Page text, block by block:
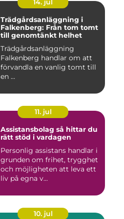
14. jul
Trädgårdsanläggning i
Falkenberg: Från tom tomt
till genomtänkt helhet
Trädgårdsanläggning
Falkenberg handlar om att
förvandla en vanlig tomt till
en ...
11. jul
Assistansbolag så hittar du
rätt stöd i vardagen
Personlig assistans handlar i
grunden om frihet, trygghet
och möjligheten att leva ett
liv på egna v...
10. jul